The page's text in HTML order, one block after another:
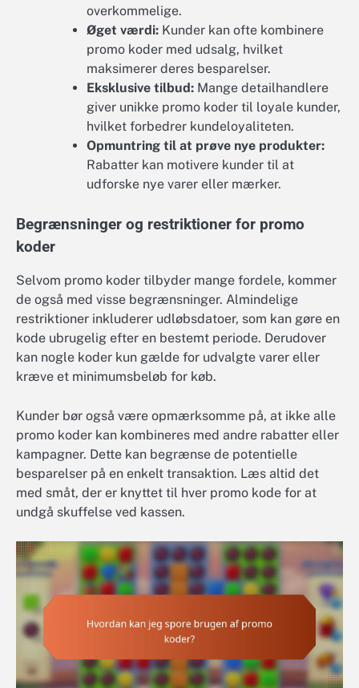
overkommelige.
Øget værdi: Kunder kan ofte kombinere
promo koder med udsalg, hvilket
maksimerer deres besparelser.
Eksklusive tilbud: Mange detailhandlere
giver unikke promo koder til loyale kunder,
hvilket forbedrer kundeloyaliteten.
Opmuntring til at prøve nye produkter:
Rabatter kan motivere kunder til at
udforske nye varer eller mærker.
Begrænsninger og restriktioner for promo
koder
Selvom promo koder tilbyder mange fordele, kommer
de også med visse begrænsninger. Almindelige
restriktioner inkluderer udløbsdatoer, som kan gøre en
kode ubrugelig efter en bestemt periode. Derudover
kan nogle koder kun gælde for udvalgte varer eller
kræve et minimumsbeløb for køb.
Kunder bør også være opmærksomme på, at ikke alle
promo koder kan kombineres med andre rabatter eller
kampagner. Dette kan begrænse de potentielle
besparelser på en enkelt transaktion. Læs altid det
med småt, der er knyttet til hver promo kode for at
undgå skuffelse ved kassen.